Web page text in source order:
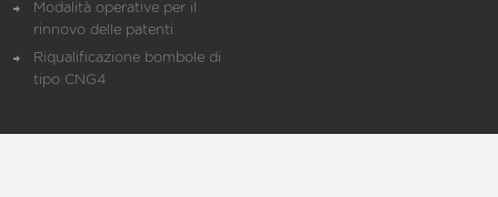
Modalità operative per il
rinnovo delle patenti
Riqualificazione bombole di
tipo CNG4